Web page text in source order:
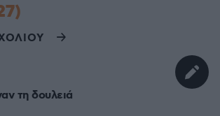
τη δουλειά